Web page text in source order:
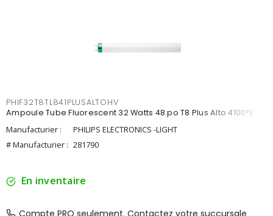
PHIF32T8TL841PLUSALTOHV
Ampoule Tube Fluorescent 32 Watts 48 po T8 Plus Alto 4100°K
Manufacturier :
PHILIPS ELECTRONICS -LIGHT
# Manufacturier : 281790
En inventaire
Compte PRO seulement. Contactez votre succursale